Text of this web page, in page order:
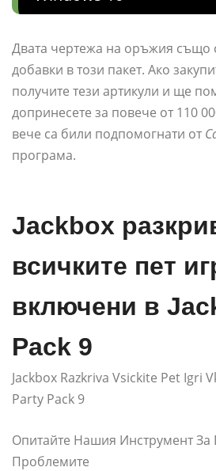
Двата чертежа на оръжия също
добавки в този пакет. Ако
получите тези артикули и ще
допринесете за повече от 110
вече са били подпомогнати от
програма.
Jackbox
всичките пет
включени в
Pack 9
Jackbox Razkriva Vsickite Pet Igri
Party Pack 9
Опитайте Нашия Инструмент
Проблемите